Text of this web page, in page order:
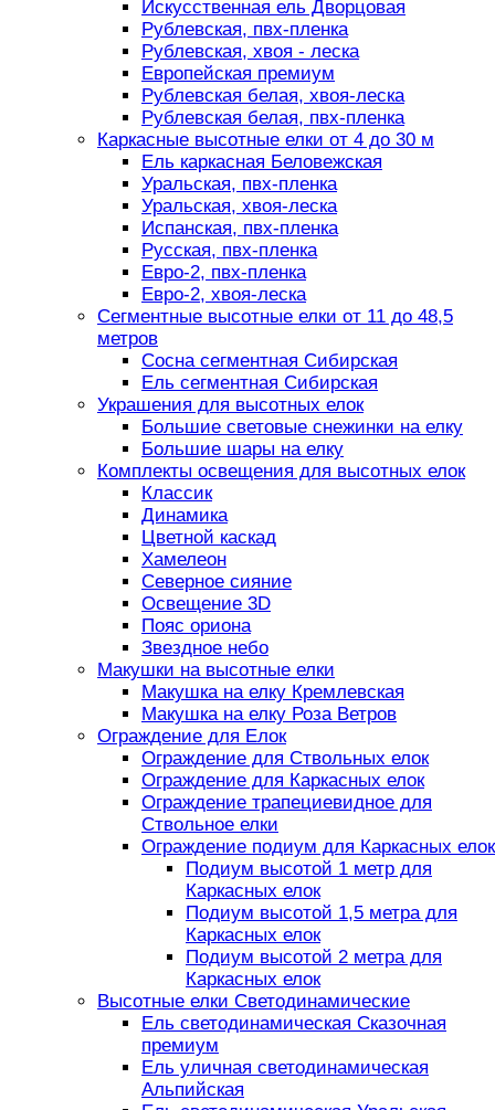
Искусственная ель Дворцовая
Рублевская, пвх-пленка
Рублевская, хвоя - леска
Европейская премиум
Рублевская белая, хвоя-леска
Рублевская белая, пвх-пленка
Каркасные высотные елки от 4 до 30 м
Ель каркасная Беловежская
Уральская, пвх-пленка
Уральская, хвоя-леска
Испанская, пвх-пленка
Русская, пвх-пленка
Евро-2, пвх-пленка
Евро-2, хвоя-леска
Сегментные высотные елки от 11 до 48,5
метров
Сосна сегментная Сибирская
Ель сегментная Сибирская
Украшения для высотных елок
Большие световые снежинки на елку
Большие шары на елку
Комплекты освещения для высотных елок
Классик
Динамика
Цветной каскад
Хамелеон
Северное сияние
Освещение 3D
Пояс ориона
Звездное небо
Макушки на высотные елки
Макушка на елку Кремлевская
Макушка на елку Роза Ветров
Ограждение для Елок
Ограждение для Ствольных елок
Ограждение для Каркасных елок
Ограждение трапециевидное для
Ствольное елки
Ограждение подиум для Каркасных елок
Подиум высотой 1 метр для
Каркасных елок
Подиум высотой 1,5 метра для
Каркасных елок
Подиум высотой 2 метра для
Каркасных елок
Высотные елки Светодинамические
Ель светодинамическая Сказочная
премиум
Ель уличная светодинамическая
Альпийская